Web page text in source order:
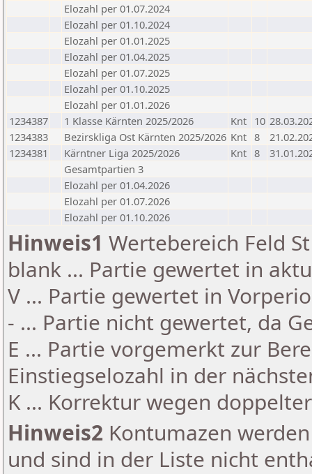
Elozahl per 01.07.2024
Elozahl per 01.10.2024
Elozahl per 01.01.2025
Elozahl per 01.04.2025
Elozahl per 01.07.2025
Elozahl per 01.10.2025
Elozahl per 01.01.2026
1234387
1 Klasse Kärnten 2025/2026 Knt 10
1234383
Bezirskliga Ost Kärnten 2025/2026 Knt 8
1234381
Kärntner Liga 2025/2026 Knt 8
Gesamtpartien 3
Elozahl per 01.04.2026
Elozahl per 01.07.2026
Elozahl per 01.10.2026
Hinweis1 Wertebereich Feld
blank ... Partie gewertet in
V ... Partie gewertet in
- ... Partie nicht gewertet, da
E ... Partie vorgemerkt zur
Einstiegselozahl in der
K ... Korrektur wegen
Hinweis2 Kontumazen
und sind in der Liste nicht